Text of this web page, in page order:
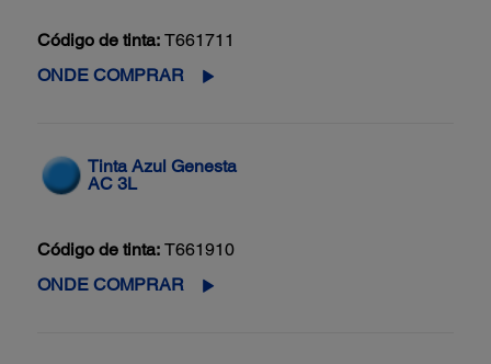
Código de tinta: T661711
ONDE COMPRAR
Tinta Azul Genesta
AC 3L
Código de tinta: T661910
ONDE COMPRAR